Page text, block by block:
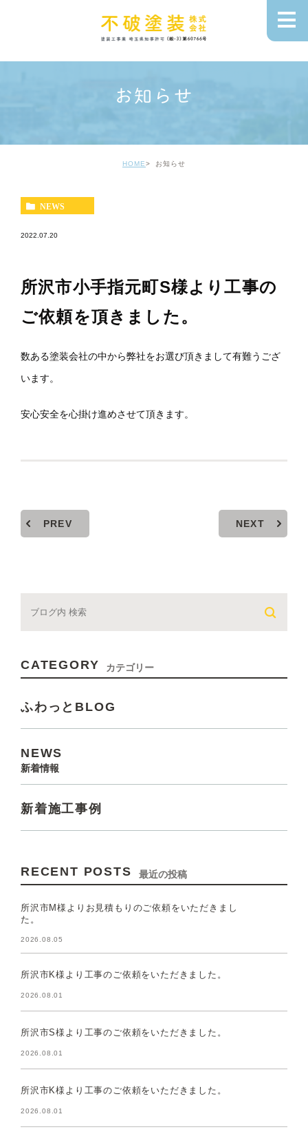
お知らせ
HOME お知らせ
NEWS
2022.07.20
所沢市小手指元町S様より工事の
ご依頼を頂きました。
数ある塗装会社の中から弊社をお選び頂きまして有難うござ
います。
安心安全を心掛け進めさせて頂きます。
PREV NEXT
CATEGORY カテゴリー
ふわっとBLOG
NEWS
新着情報
新着施工事例
RECENT POSTS 最近の投稿
所沢市M様よりお見積もりのご依頼をいただきまし
た。
2026.08.05
所沢市K様より工事のご依頼をいただきました。
2026.08.01
所沢市S様より工事のご依頼をいただきました。
2026.08.01
所沢市K様より工事のご依頼をいただきました。
2026.08.01